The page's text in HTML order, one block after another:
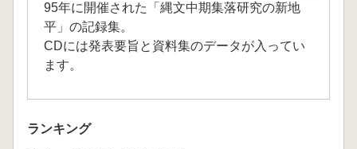
95年に開催された「縄文中期集落研究の新地
平」の記録集。
CDには発表要旨と資料集のデータが入ってい
ます。
ランキング